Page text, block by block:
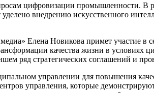
цифровизации промышленности. В
внедрению искусственного
Елена Новикова примет участие в
качества жизни в условиях
ряд стратегических соглашений и
управлении для повышения
управления, которые